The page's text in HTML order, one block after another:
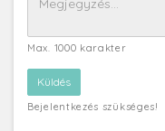
Max. 1000 karakter
Bejelentkezés szükséges!